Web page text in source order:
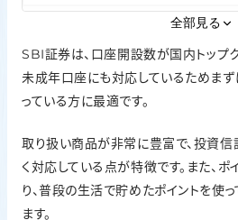
◎（米国・中国など豊富）
ポイント投資
Vポイント・Tポイント・Ponta
口座開設
最短翌営業日
全部見る
SBI証券は、口座開設数が国内トップ
未成年口座にも対応しているためま
っている方に最適です。
取り扱い商品が非常に豊富で、投資
く対応している点が特徴です。また、
り、普段の生活で貯めたポイントを使
ます。